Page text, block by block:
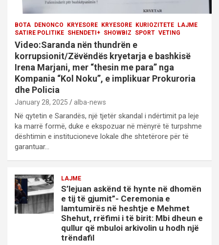
BOTA DENONCO KRYESORE KRYESORE KURIOZITETE
LAJME
SATIRE POLITIKE SHENDETI+ SHOWBIZ SPORT VETING
Video:Saranda nën thundrën e
korrupsionit/Zëvëndës kryetarja e bashkisë
Irena Marjani, mer “thesin me para” nga
Kompania “Kol Noku”, e implikuar Prokuroria
dhe Policia
January 28, 2025 alba-news
Në qytetin e Sarandës, një tjetër skandal i ndërtimit pa leje
ka marrë formë, duke e ekspozuar në mënyrë të turpshme
dështimin e institucioneve lokale dhe shtetërore për të
garantuar…
LAJME
S’lejuan askënd të hynte në dhomën
e tij të gjumit”- Ceremonia e
lamtumirës në heshtje e Mehmet
Shehut, rrëfimi i të birit: Mbi dheun e
qullur që mbuloi arkivolin u hodh një
trëndafil